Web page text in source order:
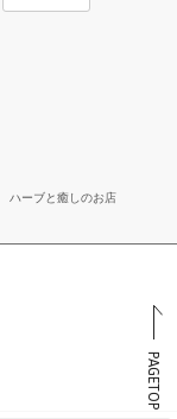
ハーブと癒しのお店
PAGETOP